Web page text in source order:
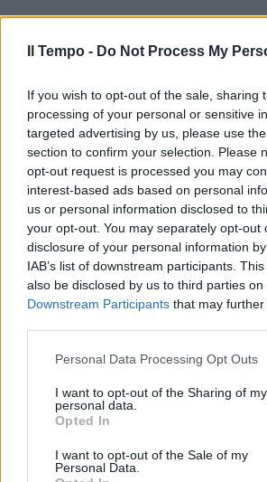
Il Tempo - Do Not Process My
If you wish to opt-out of the sale, sharing
processing of your personal or sensitive
targeted advertising by us, please use
section to confirm your selection. Please
opt-out request is processed you may
interest-based ads based on personal
us or personal information disclosed to
your opt-out. You may separately opt-out
disclosure of your personal information
IAB’s list of downstream participants.
also be disclosed by us to third parties on
Downstream Participants that may
Personal Data Processing Opt Outs
I want to opt-out of the Sharing of my
personal data.
Opted In
I want to opt-out of the Sale of my
Personal Data.